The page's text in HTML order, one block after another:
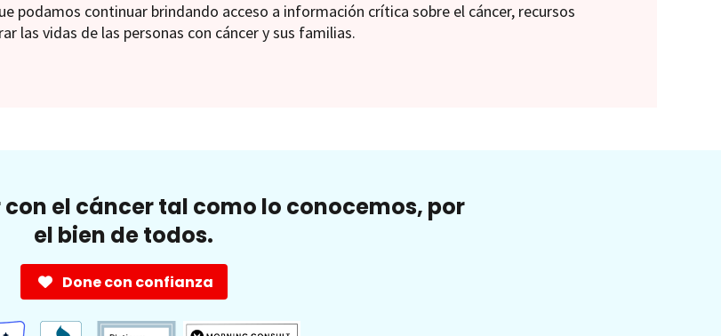
podamos continuar brindando acceso a información crítica sobre el cáncer, recursos
las vidas de las personas con cáncer y sus familias.
el cáncer tal como lo conocemos, por
el bien de todos.
Done con confianza